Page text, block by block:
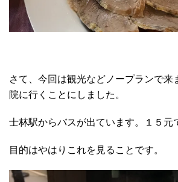
さて、今回は観光などノープランで来
院に行くことにしました。
士林駅からバスが出ています。１５元
目的はやはりこれを見ることです。